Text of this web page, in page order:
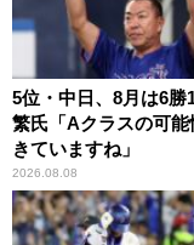
5位・中日、8月は6勝
繁氏「Aクラスの可能
きていますね」
2026.08.08